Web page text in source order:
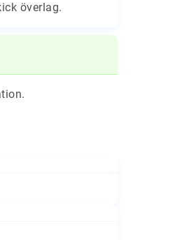
överlag.